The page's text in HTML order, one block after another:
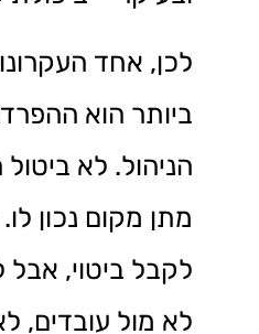
לכן, אחד
ביותר הוא
הניהול. לא
מתן מקום נכון
לקבל ביטוי,
לא מול עובדים,